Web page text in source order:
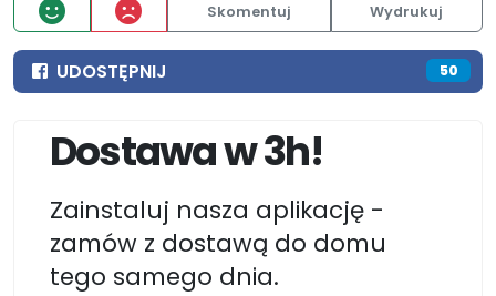
Skomentuj Wydrukuj
UDOSTĘPNIJ 50
Dostawa w 3h!
Zainstaluj nasza aplikację -
zamów z dostawą do domu
tego samego dnia.